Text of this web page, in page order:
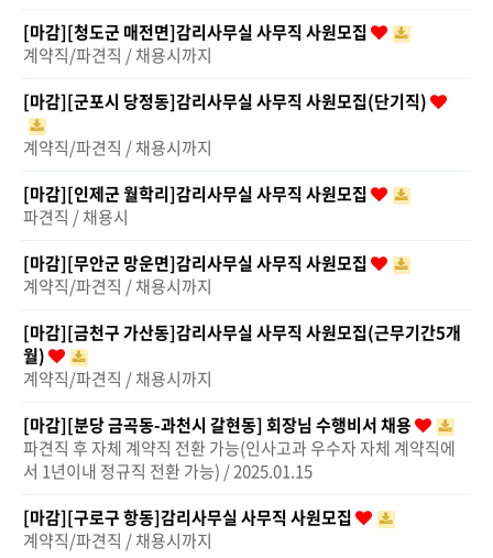
[마감][청도군 매전면]감리사무실 사무직 사원모집
계약직/파견직 / 채용시까지
[마감][군포시 당정동]감리사무실 사무직 사원모집(단기직)
계약직/파견직 / 채용시까지
[마감][인제군 월학리]감리사무실 사무직 사원모집
파견직 / 채용시
[마감][무안군 망운면]감리사무실 사무직 사원모집
계약직/파견직 / 채용시까지
[마감][금천구 가산동]감리사무실 사무직 사원모집(근무기간5개
월)
계약직/파견직 / 채용시까지
[마감][분당 금곡동-과천시 갈현동] 회장님 수행비서 채용
파견직 후 자체 계약직 전환 가능(인사고과 우수자 자체 계약직에
서 1년이내 정규직 전환 가능) / 2025.01.15
[마감][구로구 항동]감리사무실 사무직 사원모집
계약직/파견직 / 채용시까지